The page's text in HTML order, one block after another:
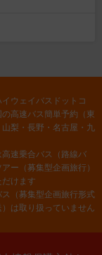
ウェイバスドットコ
高速バス簡単予約（東
山梨・長野・名古屋・九
高速乗合バス（路線バ
ー（募集型企画旅行）
けます
ス（募集型企画旅行形式
は取り扱っていません